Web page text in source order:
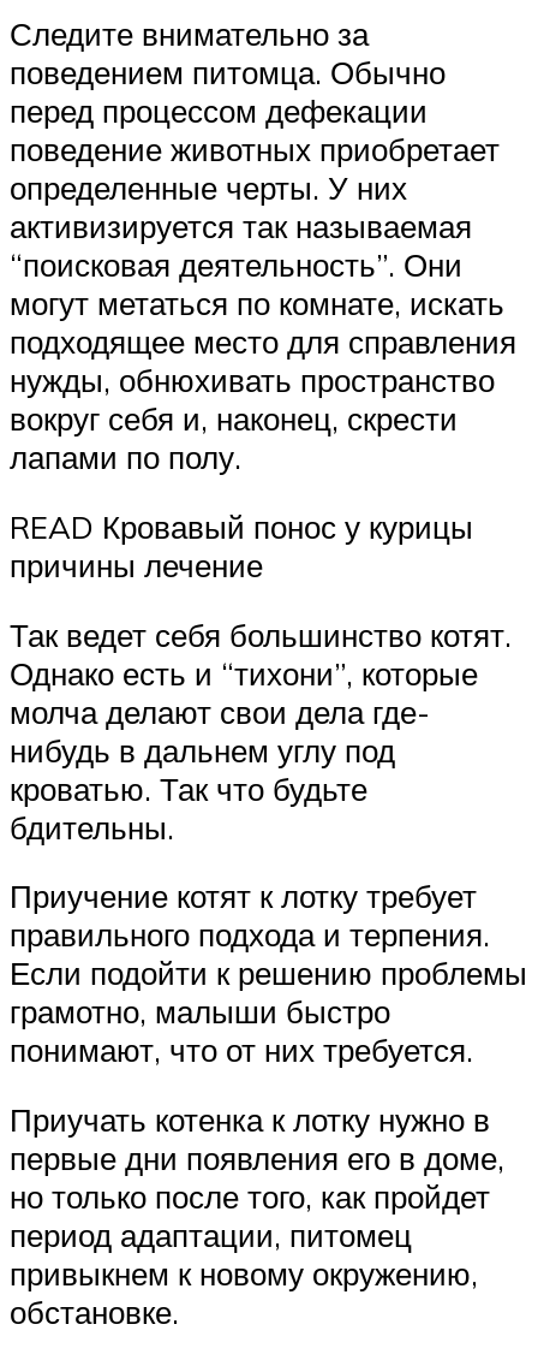
Следите внимательно за
поведением питомца. Обычно
перед процессом дефекации
поведение животных приобретает
определенные черты. У них
активизируется так называемая
“поисковая деятельность”. Они
могут метаться по комнате, искать
подходящее место для справления
нужды, обнюхивать пространство
вокруг себя и, наконец, скрести
лапами по полу.
READ Кровавый понос у курицы
причины лечение
Так ведет себя большинство котят.
Однако есть и “тихони”, которые
молча делают свои дела где-
нибудь в дальнем углу под
кроватью. Так что будьте
бдительны.
Приучение котят к лотку требует
правильного подхода и терпения.
Если подойти к решению проблемы
грамотно, малыши быстро
понимают, что от них требуется.
Приучать котенка к лотку нужно в
первые дни появления его в доме,
но только после того, как пройдет
период адаптации, питомец
привыкнем к новому окружению,
обстановке.